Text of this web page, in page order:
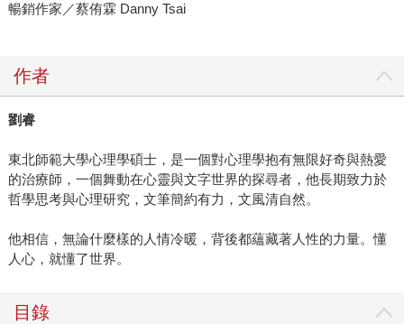
暢銷作家／蔡侑霖 Danny Tsai
作者
劉睿
東北師範大學心理學碩士，是一個對心理學抱有無限好奇與熱愛
的治療師，一個舞動在心靈與文字世界的探尋者，他長期致力於
哲學思考與心理研究，文筆簡約有力，文風清自然。
他相信，無論什麼樣的人情冷暖，背後都蘊藏著人性的力量。懂
人心，就懂了世界。
目錄